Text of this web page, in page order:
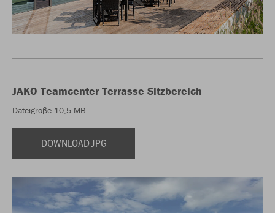
JAKO Teamcenter Terrasse Sitzbereich
Dateigröße 10,5 MB
DOWNLOAD JPG